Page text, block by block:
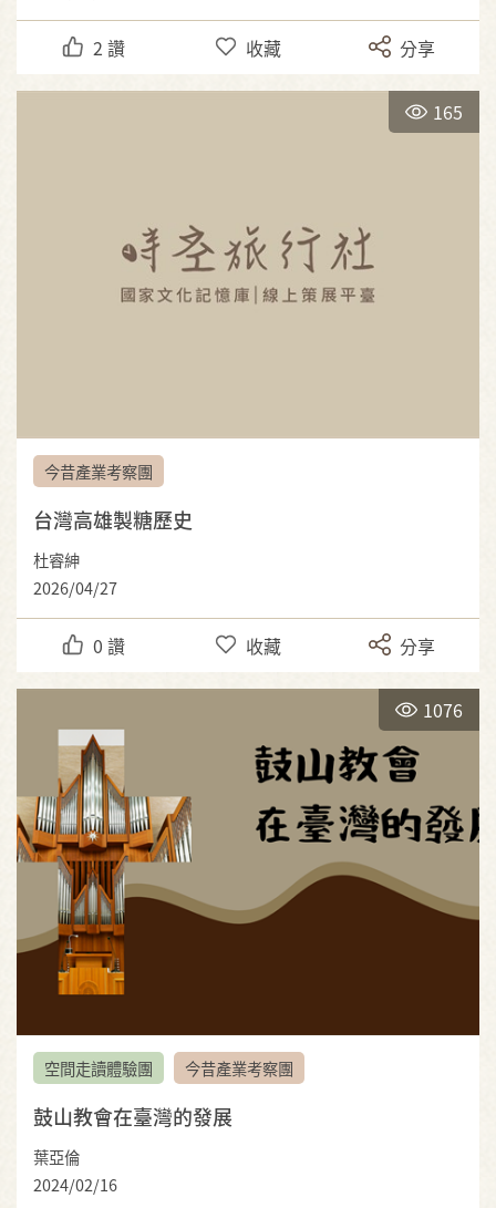
2 讚 收藏 分享
165
今昔產業考察團
台灣高雄製糖歷史
杜睿紳
2026/04/27
0 讚 收藏 分享
1076
空間走讀體驗團 今昔產業考察團
鼓山教會在臺灣的發展
葉亞倫
2024/02/16